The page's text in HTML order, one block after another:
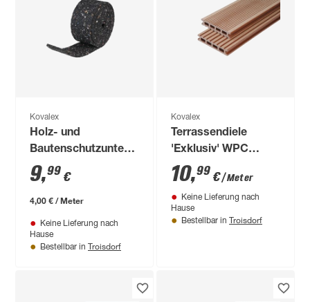
Kovalex
Holz- und
Bautenschutzunterlage
schwarz gerollt 2500
x 77 x 8 mm
9,99 €
4,00 € / Meter
Keine Lieferung nach
Hause
Bestellbar in Troisdorf
Kovalex
Terrassendiele
'Exklusiv' WPC
braun 1000 x 145 x
26 mm
10,99 €/ Meter
Keine Lieferung nach
Hause
Bestellbar in Troisdorf